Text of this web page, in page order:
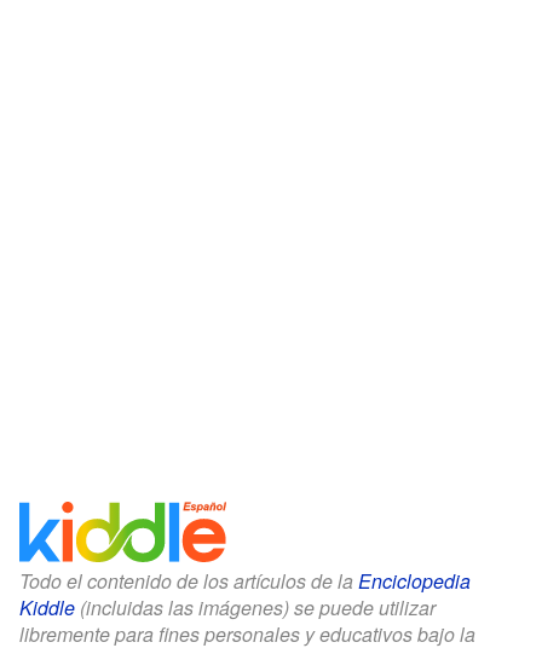
Todo el contenido de los artículos de la Enciclopedia
Kiddle (incluidas las imágenes) se puede utilizar
libremente para fines personales y educativos bajo la